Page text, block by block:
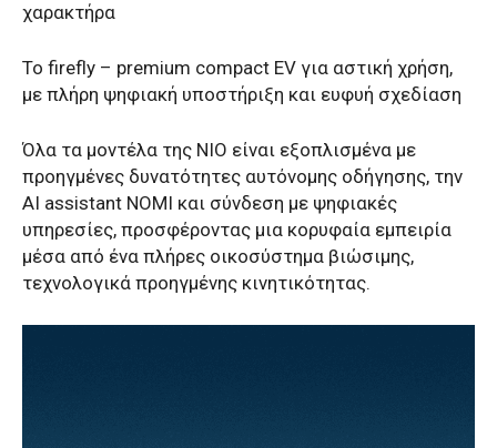
χαρακτήρα
Το firefly – premium compact EV για αστική χρήση,
με πλήρη ψηφιακή υποστήριξη και ευφυή σχεδίαση
Όλα τα μοντέλα της NIO είναι εξοπλισμένα με
προηγμένες δυνατότητες αυτόνομης οδήγησης, την
AI assistant NOMI και σύνδεση με ψηφιακές
υπηρεσίες, προσφέροντας μια κορυφαία εμπειρία
μέσα από ένα πλήρες οικοσύστημα βιώσιμης,
τεχνολογικά προηγμένης κινητικότητας.